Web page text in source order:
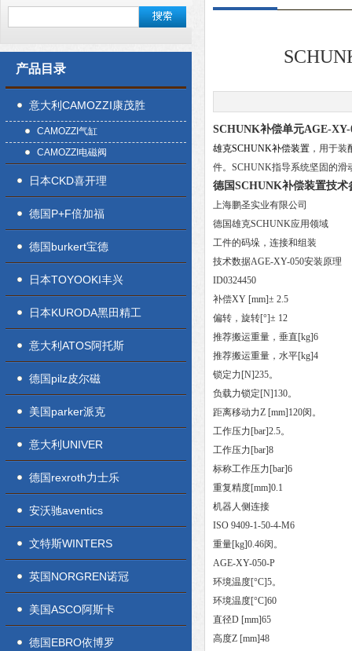
产品目录
意大利CAMOZZI康茂胜
CAMOZZI气缸
CAMOZZI电磁阀
日本CKD喜开理
德国P+F倍加福
德国burkert宝德
日本TOYOOKI丰兴
日本KURODA黑田精工
意大利ATOS阿托斯
德国pilz皮尔磁
美国parker派克
意大利UNIVER
德国rexroth力士乐
安沃驰aventics
文特斯WINTERS
英国NORGREN诺冠
美国ASCO阿斯卡
德国EBRO依博罗
SCHUNK补偿单元AGE-
雄克SCHUNK补偿装置 ，用于
件。SCHUNK指导系统坚固的滑
德国SCHUNK补偿装置技术
上海鹏圣实业有限公司
德国雄克SCHUNK应用领域
工件的码垛，连接和组装
技术数据AGE-XY-050安装原理
ID0324450
补偿XY [mm]± 2.5
偏转，旋转[°]± 12
推荐搬运重量，垂直[kg]6
推荐搬运重量，水平[kg]4
锁定力[N]235。
负载力锁定[N]130。
距离移动力Z [mm]120闵。
工作压力[bar]2.5。
工作压力[bar]8
标称工作压力[bar]6
重复精度[mm]0.1
机器人侧连接
ISO 9409-1-50-4-M6
重量[kg]0.46闵。
AGE-XY-050-P
环境温度[°C]5。
环境温度[°C]60
直径D [mm]65
高度Z [mm]48